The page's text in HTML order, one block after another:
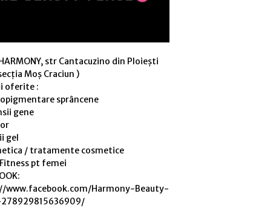
str Cantacuzino din Ploiești
Moș Craciun )
oferite :
sprâncene
gene
gel
/ tratamente cosmetice
pt femei
www.facebook.com/Harmony-Beauty-